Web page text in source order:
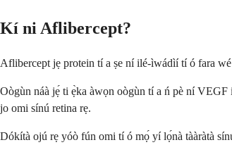
Kí ni Aflibercept?
Aflibercept jẹ protein tí a ṣe ní ilé-ìwádìí tí ó fara
Oògùn náà jẹ́ ti ẹ̀ka àwọn oògùn tí a ń pè ní
jo omi sínú retina rẹ.
Dókítà ojú rẹ yóò fún omi tí ó mọ́ yí lọ́nà tààràtà